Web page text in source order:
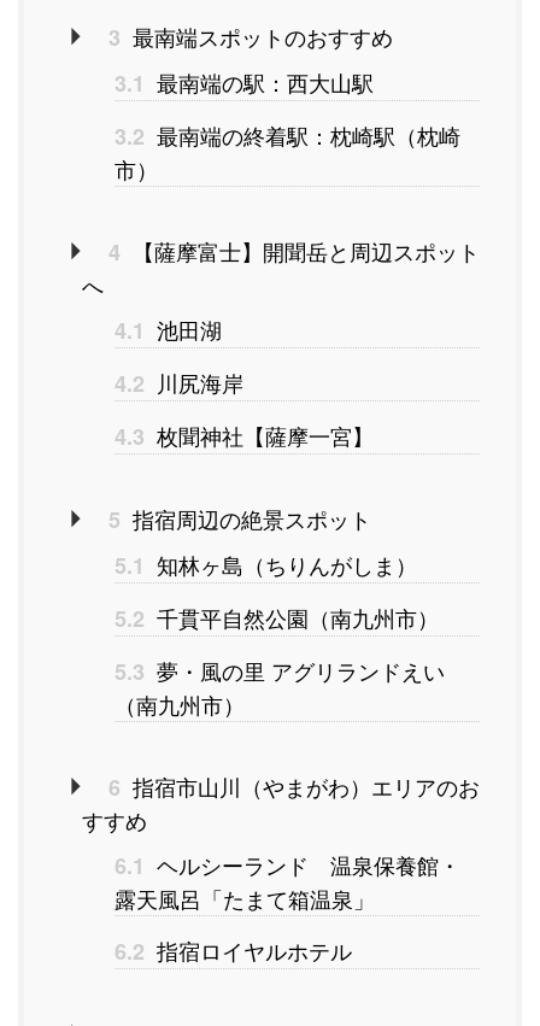
3 最南端スポットのおすすめ
3.1 最南端の駅：西大山駅
3.2 最南端の終着駅：枕崎駅（枕崎
市）
4
【薩摩富士】開聞岳と周辺スポット
へ
4.1 池田湖
4.2 川尻海岸
4.3 枚聞神社【薩摩一宮】
5 指宿周辺の絶景スポット
5.1 知林ヶ島（ちりんがしま）
5.2 千貫平自然公園（南九州市）
5.3 夢・風の里 アグリランドえい
（南九州市）
6 指宿市山川（やまがわ）エリアのお
すすめ
6.1 ヘルシーランド 温泉保養館・
露天風呂「たまて箱温泉」
6.2 指宿ロイヤルホテル